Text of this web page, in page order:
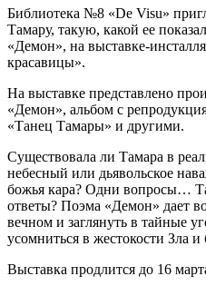
Библиотека №8 «De Visu»
Тамару, такую, какой ее
«Демон», на выставке-
красавицы».
На выставке представлено
«Демон», альбом с
«Танец Тамары» и другими.
Существовала ли Тамара в
небесный или дьявольское
божья кара? Одни вопросы…
ответы? Поэма «Демон» дает
вечном и заглянуть в тайные
усомниться в жестокости Зла и
Выставка продлится до 16